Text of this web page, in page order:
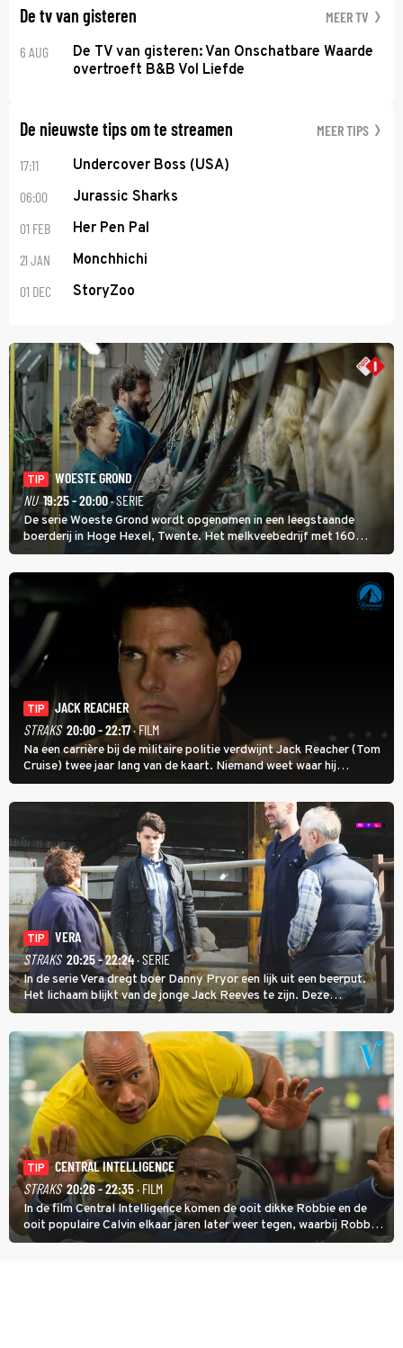
De tv van gisteren MEER TV
6 AUG
De TV van gisteren: Van Onschatbare Waarde
overtroeft B&B Vol Liefde
De nieuwste tips om te streamen MEER TIPS
17:11 Undercover Boss (USA)
06:00 Jurassic Sharks
01 FEB Her Pen Pal
21 JAN Monchhichi
01 DEC StoryZoo
TIP
WOESTE GROND
NU 19:25 - 20:00· SERIE
De serie Woeste Grond wordt opgenomen in een leegstaande
boerderij in Hoge Hexel, Twente. Het melkveebedrijf met 160
koeien moest sluiten, omdat het dicht bij een Natura 2000-gebied
ligt. In de serie heerst er een gevaarlijke veeziekte.
TIP
JACK REACHER
STRAKS 20:00 - 22:17· FILM
Na een carrière bij de militaire politie verdwijnt Jack Reacher (Tom
Cruise) twee jaar lang van de kaart. Niemand weet waar hij
uithangt, totdat moordverdachte James Barr naar hem vraagt.
TIP
VERA
STRAKS 20:25 - 22:24· SERIE
In de serie Vera dregt boer Danny Pryor een lijk uit een beerput.
Het lichaam blijkt van de jonge Jack Reeves te zijn. Deze
homoseksuele woonwagenbewoner had gebroken met zijn familie
en verliet het kamp met slaande ruzie.
TIP
CENTRAL INTELLIGENCE
STRAKS 20:26 - 22:35· FILM
In de film Central Intelligence komen de ooit dikke Robbie en de
ooit populaire Calvin elkaar jaren later weer tegen, waarbij Robbie,
inmiddels supergespierd en werkzaam voor de CIA, Calvins hulp